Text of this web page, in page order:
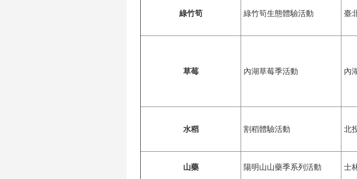
綠竹筍 綠竹筍生態體驗活動 臺
草莓 內湖草莓季活動 內
水稻 割稻體驗活動 北
山藥 陽明山山藥季系列活動 士